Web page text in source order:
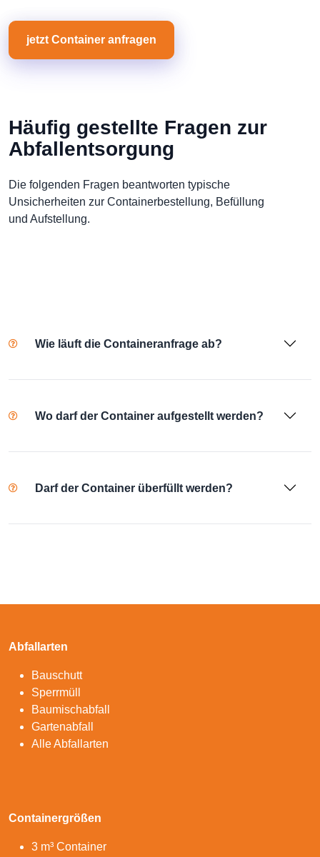
jetzt Container anfragen
Häufig gestellte Fragen zur
Abfallentsorgung
Die folgenden Fragen beantworten typische
Unsicherheiten zur Containerbestellung, Befüllung
und Aufstellung.
Wie läuft die Containeranfrage ab?
Wo darf der Container aufgestellt werden?
Darf der Container überfüllt werden?
Abfallarten
Bauschutt
Sperrmüll
Baumischabfall
Gartenabfall
Alle Abfallarten
Containergrößen
3 m³ Container